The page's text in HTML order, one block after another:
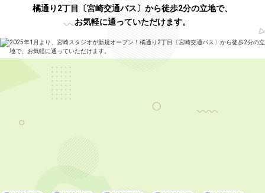
橘通り2丁目〔宮崎交通バス〕から徒歩2分の立地で、
お気軽に通っていただけます。